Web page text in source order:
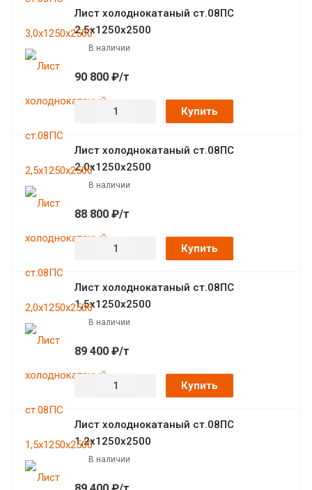
Лист холоднокатаный ст.08ПС
2,5х1250х2500
В наличии
90 800 ₽/т
Купить
Лист холоднокатаный ст.08ПС
2,0х1250х2500
В наличии
88 800 ₽/т
Купить
Лист холоднокатаный ст.08ПС
1,5х1250х2500
В наличии
89 400 ₽/т
Купить
Лист холоднокатаный ст.08ПС
1,2х1250х2500
В наличии